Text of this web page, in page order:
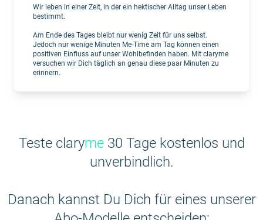
Wir leben in einer Zeit, in der ein hektischer Alltag unser Leben
bestimmt.
Am Ende des Tages bleibt nur wenig Zeit für uns selbst.
Jedoch nur wenige Minuten Me-Time am Tag können einen
positiven Einfluss auf unser Wohlbefinden haben. Mit claryme
versuchen wir Dich täglich an genau diese paar Minuten zu
erinnern.
Teste claryme30 Tage kostenlos und
unverbindlich.
Danach kannst Du Dich für eines unserer